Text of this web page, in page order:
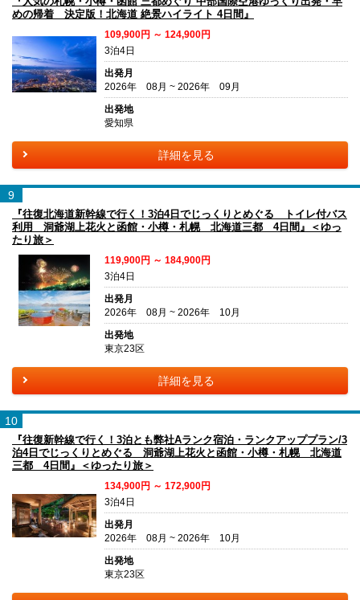
めの帰着 決定版！北海道 絶景ハイライト 4日間』
109,900円 ～ 124,900円
3泊4日
出発月
2026年 08月 ~ 2026年 09月
出発地
愛知県
詳細を見る
9
『往復北海道新幹線で行く！3泊4日でじっくりとめぐる トイレ付バス
利用 洞爺湖上花火と函館・小樽・札幌 北海道三都 4日間』＜ゆっ
たり旅＞
119,900円 ～ 184,900円
3泊4日
出発月
2026年 08月 ~ 2026年 10月
出発地
東京23区
詳細を見る
10
『往復新幹線で行く！3泊とも弊社Aランク宿泊・ランクアッププラン/3
泊4日でじっくりとめぐる 洞爺湖上花火と函館・小樽・札幌 北海道
三都 4日間』＜ゆったり旅＞
134,900円 ～ 172,900円
3泊4日
出発月
2026年 08月 ~ 2026年 10月
出発地
東京23区